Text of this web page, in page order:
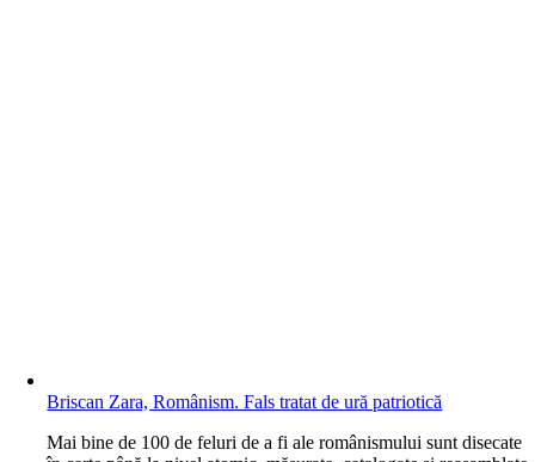
Briscan Zara, Românism. Fals tratat de ură patriotică
Mai bine de 100 de feluri de a fi ale românismului sunt disecate